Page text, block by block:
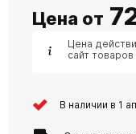
Цена от
Цена
сайт товаров
В наличии в 1